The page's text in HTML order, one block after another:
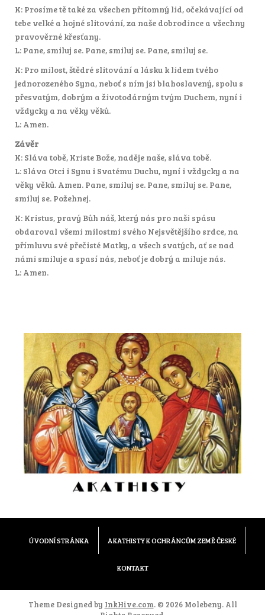
K: Prosíme tě také za všechen přítomný lid, očekávající od
tebe velké a hojné slitování, za naše dobrodince a všechny
pravověrné křesťany.
L: Pane, smiluj se. Pane, smiluj se. Pane, smiluj se.
K: Pro milost, štědré slitování a lásku k lidem tvého
jednorozeného Syna, neboť s ním jsi blahoslavený, spolu s
přesvatým, dobrým a životodárným tvým Duchem, nyní i
vždycky a na věky věků.
L: Amen.
Závěr
K: Sláva tobě, Kriste Bože, naděje naše, sláva tobě.
L: Sláva Otci i Synu i Svatému Duchu, nyní i vždycky a na
věky věků. Amen. Pane, smiluj se. Pane, smiluj se. Pane,
smiluj se. Požehnej.
K: Kristus, pravý Bůh náš, který nás pro naši spásu
obdaroval všemi milostmi svého Nejsvětějšího srdce, na
přímluvu své přečisté Matky, a všech svatých, ať se nad
námi smiluje a spasí nás, neboť je dobrý a miluje nás.
L: Amen.
ÚVODNÍ STRÁNKA AKATHISTY K OCHRÁNCŮM ZEMĚ ČESKÉ
KONTAKT
Theme Designed by InkHive.com. © 2026 Molebeny. All